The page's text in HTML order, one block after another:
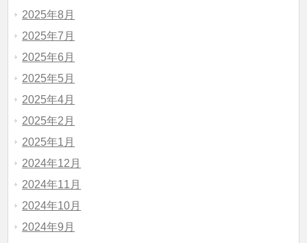
2025年8月
2025年7月
2025年6月
2025年5月
2025年4月
2025年2月
2025年1月
2024年12月
2024年11月
2024年10月
2024年9月